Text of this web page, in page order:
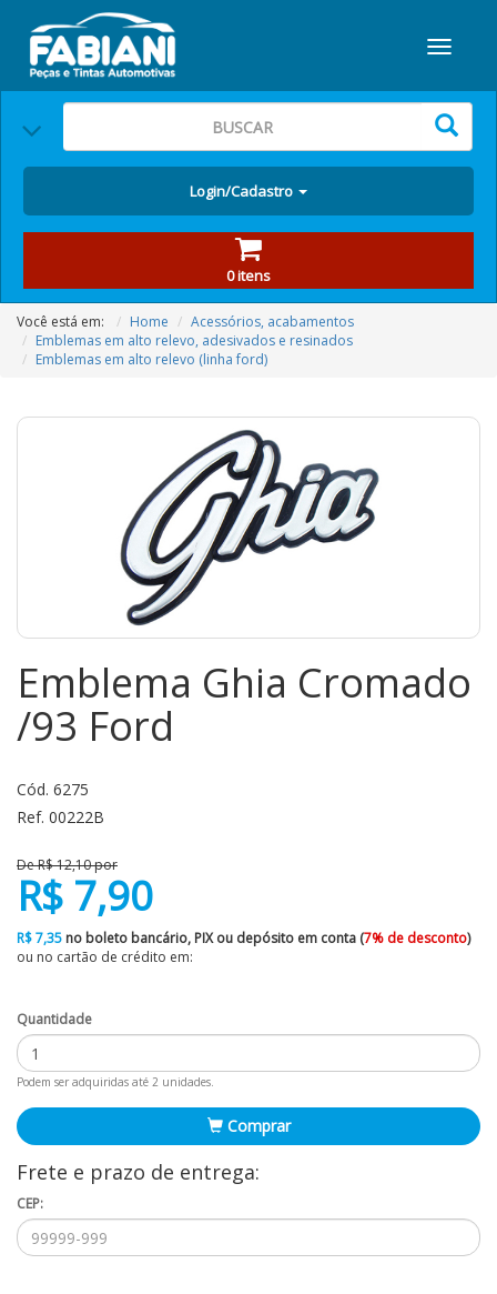
Login/Cadastro
0 itens
Você está em: Home
Acessórios, acabamentos
Emblemas em alto relevo, adesivados e resinados
Emblemas em alto relevo (linha ford)
Emblema Ghia Cromado
/93 Ford
Cód. 6275
Ref. 00222B
De R$ 12,10 por
R$ 7,90
R$ 7,35 no boleto bancário, PIX ou depósito em conta (7% de desconto)
ou no cartão de crédito em:
Quantidade
Podem ser adquiridas até 2 unidades.
Comprar
Frete e prazo de entrega:
CEP: